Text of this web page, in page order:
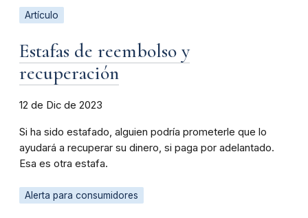
Artículo
Estafas de reembolso y
recuperación
12 de Dic de 2023
Si ha sido estafado, alguien podría prometerle que lo
ayudará a recuperar su dinero, si paga por adelantado.
Esa es otra estafa.
Alerta para consumidores